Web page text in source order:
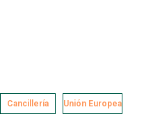
Cancillería Unión Europea